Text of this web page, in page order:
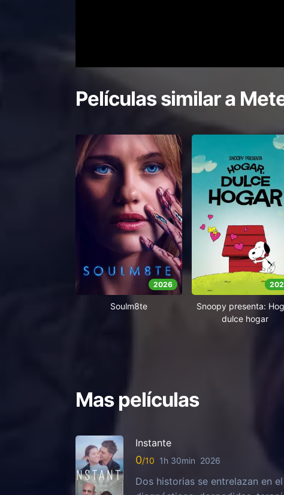
Películas similar a
2026
Soulm8te
Snoopy presenta:
dulce hogar
Mas películas
Instante
0 1h 30min 2026
Dos historias se entrelazan en